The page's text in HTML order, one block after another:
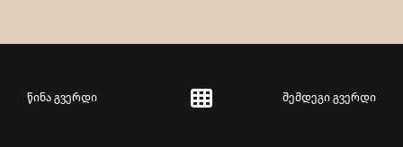
წინა გვერდი შემდეგი გვერდი